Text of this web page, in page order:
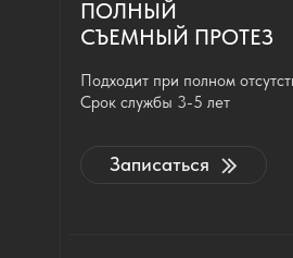
Записаться
ПОЛНЫЙ
СЪЕМНЫЙ ПРОТЕЗ
Подходит при полном
Срок службы 3-5 лет